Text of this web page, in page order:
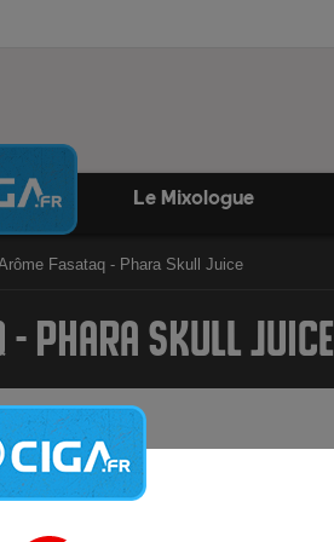
Le Mixologue
Fasataq - Phara Skull Juice
- PHARA SKULL JUICE
skull-juice-fasataq
DIY
caramel et vanille custard